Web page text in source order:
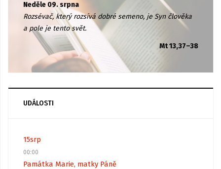
Neděle 09. srpna
Rozsévač, který rozsívá dobré semeno, je Syn člověka
a pole je tento svět.
Mt 13,37–38
UDÁLOSTI
15srp
00:00
Památka Marie, matky Páně